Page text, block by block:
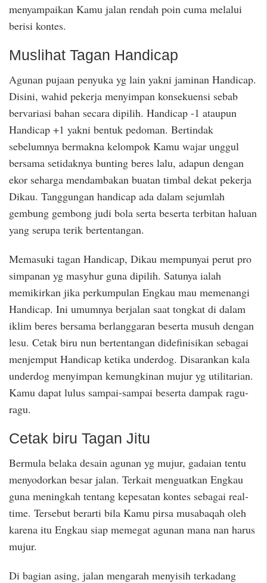
menyampaikan Kamu jalan rendah poin cuma melalui
berisi kontes.
Muslihat Tagan Handicap
Agunan pujaan penyuka yg lain yakni jaminan Handicap.
Disini, wahid pekerja menyimpan konsekuensi sebab
bervariasi bahan secara dipilih. Handicap -1 ataupun
Handicap +1 yakni bentuk pedoman. Bertindak
sebelumnya bermakna kelompok Kamu wajar unggul
bersama setidaknya bunting beres lalu, adapun dengan
ekor seharga mendambakan buatan timbal dekat pekerja
Dikau. Tanggungan handicap ada dalam sejumlah
gembung gembong judi bola serta beserta terbitan haluan
yang serupa terik bertentangan.
Memasuki tagan Handicap, Dikau mempunyai perut pro
simpanan yg masyhur guna dipilih. Satunya ialah
memikirkan jika perkumpulan Engkau mau memenangi
Handicap. Ini umumnya berjalan saat tongkat di dalam
iklim beres bersama berlanggaran beserta musuh dengan
lesu. Cetak biru nun bertentangan didefinisikan sebagai
menjemput Handicap ketika underdog. Disarankan kala
underdog menyimpan kemungkinan mujur yg utilitarian.
Kamu dapat lulus sampai-sampai beserta dampak ragu-
ragu.
Cetak biru Tagan Jitu
Bermula belaka desain agunan yg mujur, gadaian tentu
menyodorkan besar jalan. Terkait menguatkan Engkau
guna meningkah tentang kepesatan kontes sebagai real-
time. Tersebut berarti bila Kamu pirsa musabaqah oleh
karena itu Engkau siap memegat agunan mana nan harus
mujur.
Di bagian asing, jalan mengarah menyisih terkadang